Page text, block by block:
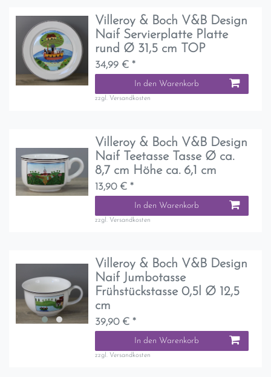
Villeroy & Boch V&B Design
Naif Servierplatte Platte
rund Ø 31,5 cm TOP
34,99 € *
In den Warenkorb
zzgl. Versandkosten
Villeroy & Boch V&B Design
Naif Teetasse Tasse Ø ca.
8,7 cm Höhe ca. 6,1 cm
13,90 € *
In den Warenkorb
zzgl. Versandkosten
Villeroy & Boch V&B Design
Naif Jumbotasse
Frühstückstasse 0,5l Ø 12,5
cm
39,90 € *
In den Warenkorb
zzgl. Versandkosten